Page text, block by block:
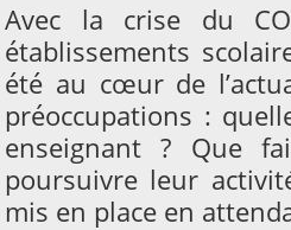
Avec la crise du
établissements
été au cœur de
préoccupations :
enseignant ? Que
poursuivre leur
mis en place en